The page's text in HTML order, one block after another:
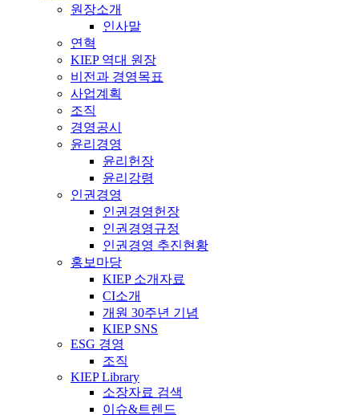
원장소개
인사말
연혁
KIEP 역대 원장
비전과 경영목표
사업계획
조직
경영공시
윤리경영
윤리헌장
윤리강령
인권경영
인권경영헌장
인권경영규정
인권경영 추진현황
홍보마당
KIEP 소개자료
CI소개
개원 30주년 기념
KIEP SNS
ESG 경영
조직
KIEP Library
소장자료 검색
이슈&트렌드